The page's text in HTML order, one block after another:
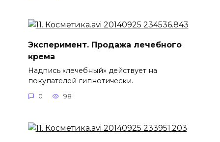
Эксперимент. Продажа лечебного
крема
Надпись «лечебный» действует на
покупателей гипнотически.
0 98